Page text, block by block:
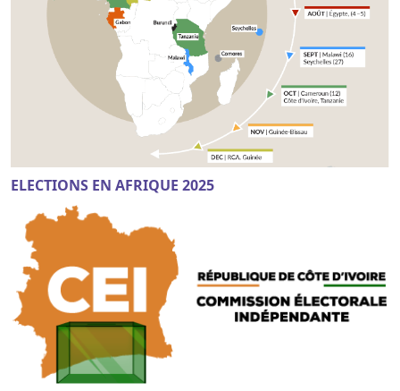
ELECTIONS EN AFRIQUE 2025